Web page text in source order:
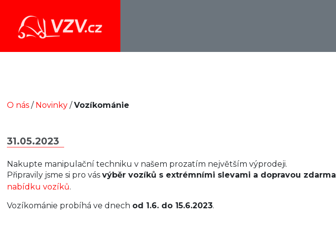
O nás / Novinky /Vozíkománie
31.05.2023
Nakupte manipulační techniku v našem prozatím největším výprodeji.
Připravily jsme si pro vás výběr vozíků s extrémními slevami a dopravou zdarma
nabídku vozíků.
Vozíkománie probíhá ve dnech od 1.6. do 15.6.2023.